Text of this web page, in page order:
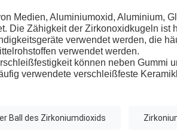
Medien, Aluminiumoxid, Aluminium,
Die Zähigkeit der Zirkonoxidkugeln ist
verwendet werden, die
verwendet werden.
können neben Gummi
verwendete verschleißfeste
Ball des Zirkoniumdioxids